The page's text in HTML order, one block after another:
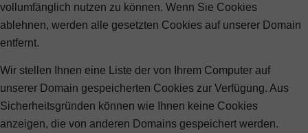
vollumfänglich nutzen zu können. Wenn Sie Cookies
ablehnen, werden alle gesetzten Cookies auf unserer Domain
entfernt.
Wir stellen Ihnen eine Liste der von Ihrem Computer auf
unserer Domain gespeicherten Cookies zur Verfügung. Aus
Sicherheitsgründen können wie Ihnen keine Cookies
anzeigen, die von anderen Domains gespeichert werden.